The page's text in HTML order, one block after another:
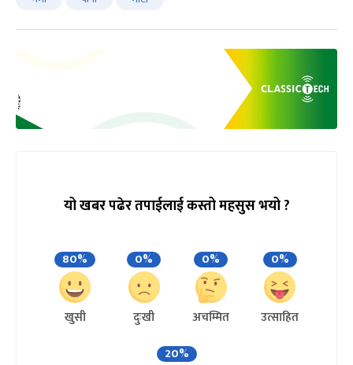
यो खबर पढेर तपाईलाई कस्तो महसुस भयो ?
80%
खुसी
0%
दुःखी
0%
अचम्मित
0%
उत्साहित
20%